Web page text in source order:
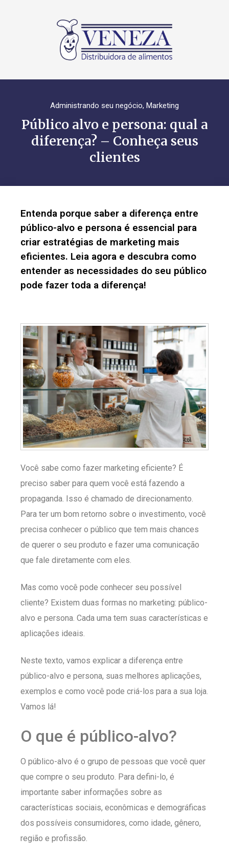
Administrando seu negócio, Marketing
Público alvo e persona: qual a
diferença? – Conheça seus
clientes
Entenda porque saber a diferença entre
público-alvo e persona é essencial para
criar estratégias de marketing mais
eficientes. Leia agora e descubra como
entender as necessidades do seu público
pode fazer toda a diferença!
Você sabe como fazer marketing eficiente? É
preciso saber para quem você está fazendo a
propaganda. Isso é chamado de direcionamento.
Para ter um bom retorno sobre o investimento, você
precisa conhecer o público que tem mais chances
de querer o seu produto e fazer uma comunicação
que fale diretamente com eles.
Mas como você pode conhecer seu possível
cliente? Existem duas formas no marketing: público-
alvo e persona. Cada uma tem suas características e
aplicações ideais.
Neste texto, vamos explicar a diferença entre
público-alvo e persona, suas melhores aplicações,
exemplos e como você pode criá-los para a sua loja.
Vamos lá!
O que é público-alvo?
O público-alvo é o grupo de pessoas que você quer
que compre o seu produto. Para defini-lo, é
importante saber informações sobre as
características sociais, econômicas e demográficas
dos possíveis consumidores, como idade, gênero,
região e profissão.